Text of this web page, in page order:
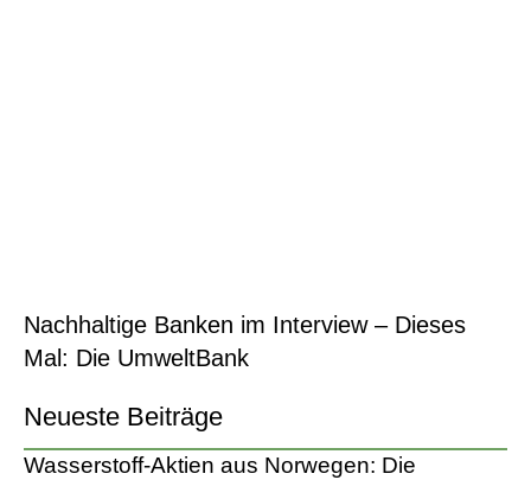
Nachhaltige Banken im Interview – Dieses
Mal: Die UmweltBank
Neueste Beiträge
Wasserstoff-Aktien aus Norwegen: Die